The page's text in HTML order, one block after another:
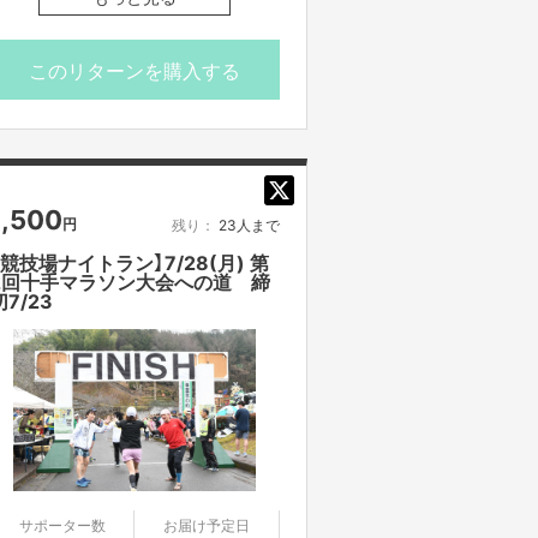
を送付させて頂きます。
は、その日その時間での開催となりま
。同じ企画でも、日時が違いますの
注意してご支援ください。
一度ご支援いただいたものは、キャ
ンセルができません。必ず予定が合う
ののみご支援ください。
を行っている場合、メールが受信で
ない場合がございます。
「@yoshimoto.co.jp」を受信設定して
ください。
・体温 37.5℃以上のお客様は、ご入
場をお断りいたします。
ご理解、ご協力をお願い申し上げま
す。
runningbase.jp/
加者の方に合わせて練習メニューを
。
ベント時間
合時間 9:00
開始時間 9:10
終了時間 11:00
※多少の時間変更の場合もございま
す。
【ご支援にあたってのご注意事項】
募のご注意
・雨天中止の場合がございます。開催
このリターンを購入する
円 残り： 23人まで
競技場ナイトラン】7/28(月) 第
十手マラソン大会への道 締
7/23
サポーター数 お届け予定日